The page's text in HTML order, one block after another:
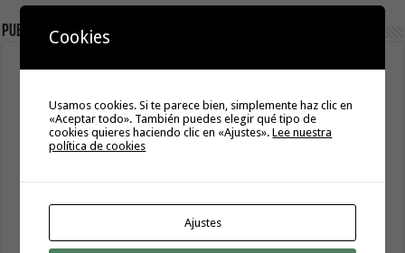
PublicidadCookies
Usamos cookies. Si te parece bien, simplemente haz clic en
«Aceptar todo». También puedes elegir qué tipo de
cookies quieres haciendo clic en «Ajustes».Lee nuestra
política de cookies
Ajustes